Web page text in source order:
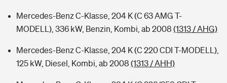
Mercedes-Benz C-Klasse, 204 K (C 63 AMG T-
MODELL), 336 kW, Benzin, Kombi, ab 2008 (1313 / AHG)
Mercedes-Benz C-Klasse, 204 K (C 220 CDI T-MODELL),
125 kW, Diesel, Kombi, ab 2008 (1313 / AHH)